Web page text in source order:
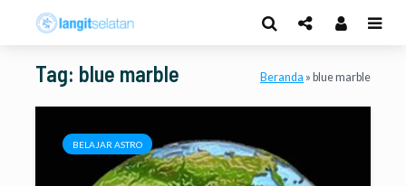
Tag: blue marble Beranda » blue marble
BELAJAR ASTRO